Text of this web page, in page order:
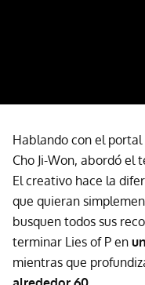
Hablando con el portal
Cho Ji-Won, abordó el
El creativo hace la
que quieran
busquen todos sus
terminar Lies of P en
mientras que